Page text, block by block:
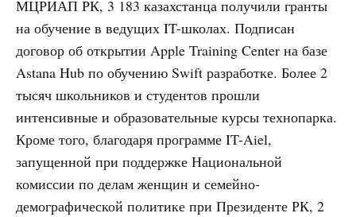
МЦРИАП РК, 3 183 казахстанца получили гранты
на обучение в ведущих IT-школах. Подписан
договор об открытии Apple Training Center на базе
Astana Hub по обучению Swift разработке. Более 2
тысяч школьников и студентов прошли
интенсивные и образовательные курсы технопарка.
Кроме того, благодаря программе IT-Aiel,
запущенной при поддержке Национальной
комиссии по делам женщин и семейно-
демографической политике при Президенте РК, 2